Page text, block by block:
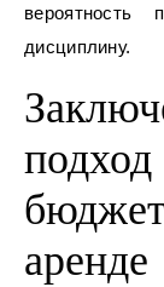
вероятность
дисциплину.
аренде